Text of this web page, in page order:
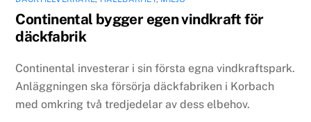
Continental bygger egen vindkraft för
däckfabrik
Continental investerar i sin första egna vindkraftspark.
Anläggningen ska försörja däckfabriken i Korbach
med omkring två tredjedelar av dess elbehov.